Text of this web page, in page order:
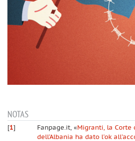
NOTAS
[1] Fanpage.it, «Migranti, la Corte
dell’Albania ha dato l’ok